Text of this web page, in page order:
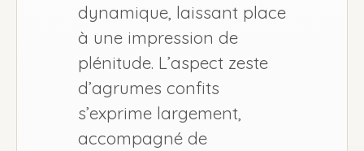
dynamique, laissant place
à une impression de
plénitude. L’aspect zeste
d’agrumes confits
s’exprime largement,
accompagné de